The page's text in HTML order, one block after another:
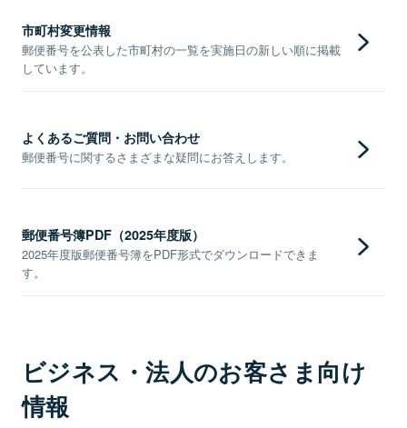
市町村変更情報
郵便番号を公表した市町村の一覧を実施日の新しい順に掲載
しています。
よくあるご質問・お問い合わせ
郵便番号に関するさまざまな疑問にお答えします。
郵便番号簿PDF（2025年度版）
2025年度版郵便番号簿をPDF形式でダウンロードできま
す。
ビジネス・法人のお客さま向け
情報